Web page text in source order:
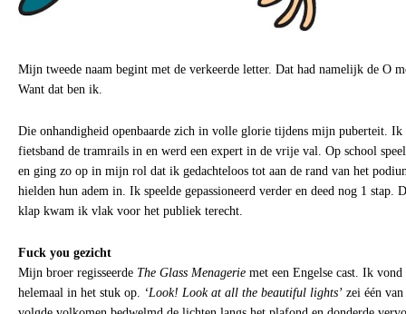
Mijn tweede naam begint met de verkeerde letter. Dat had namelijk de O
Want dat ben ik.
Die onhandigheid openbaarde zich in volle glorie tijdens mijn puberteit.
fietsband de tramrails in en werd een expert in de vrije val. Op school
en ging zo op in mijn rol dat ik gedachteloos tot aan de rand van het
hielden hun adem in. Ik speelde gepassioneerd verder en deed nog 1 stap.
klap kwam ik vlak voor het publiek terecht.
Fuck you gezicht
Mijn broer regisseerde The Glass Menagerie met een Engelse cast. Ik
helemaal in het stuk op. ‘Look! Look at all the beautiful lights’ zei één